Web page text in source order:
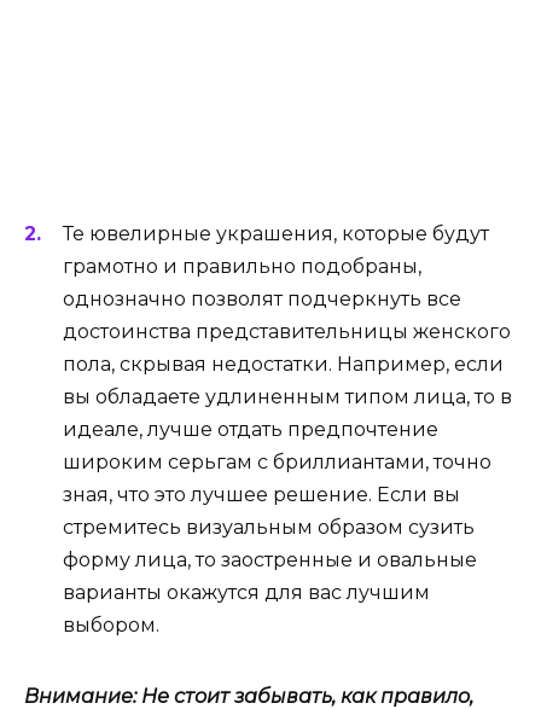
Те ювелирные украшения, которые будут
грамотно и правильно подобраны,
однозначно позволят подчеркнуть все
достоинства представительницы женского
пола, скрывая недостатки. Например, если
вы обладаете удлиненным типом лица, то в
идеале, лучше отдать предпочтение
широким серьгам с бриллиантами, точно
зная, что это лучшее решение. Если вы
стремитесь визуальным образом сузить
форму лица, то заостренные и овальные
варианты окажутся для вас лучшим
выбором.
Внимание: Не стоит забывать, как правило,